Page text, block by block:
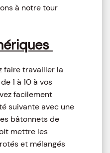
à notre tour
faire travailler la
1 à 10 à vos
facilement
suivante avec une
bâtonnets de
mettre les
et mélangés